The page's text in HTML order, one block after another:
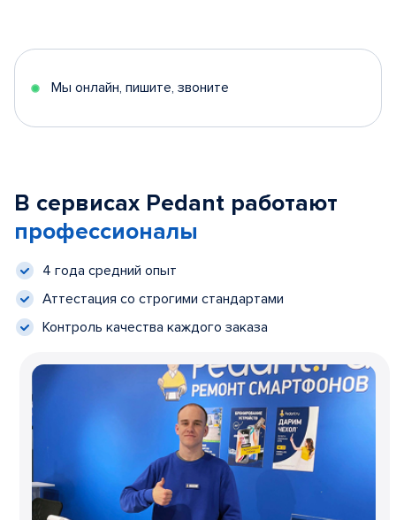
Мы онлайн, пишите, звоните
В сервисах Pedant работают
профессионалы
4 года средний опыт
Аттестация со строгими стандартами
Контроль качества каждого заказа